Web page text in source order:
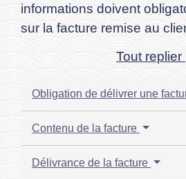
informations doivent
sur la facture remise au
Tout replier
Obligation de délivrer une
Contenu de la facture
Délivrance de la facture